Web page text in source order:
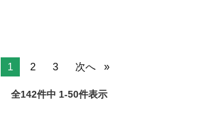
1 2 3 次へ
全142件中 1-50件表示